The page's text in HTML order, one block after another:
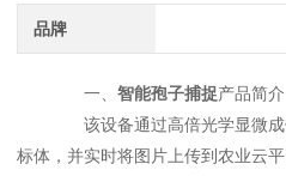
品牌
一、 智能孢子捕捉产品简介
该设备通过高倍光学显微成
标体，并实时将图片上传到农业云